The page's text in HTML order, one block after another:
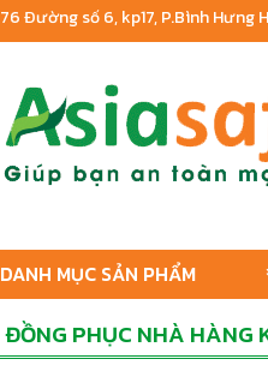
76 Đường số 6, kp17, P.Bình Hưng
DANH MỤC SẢN PHẨM
ĐỒNG PHỤC NHÀ HÀNG